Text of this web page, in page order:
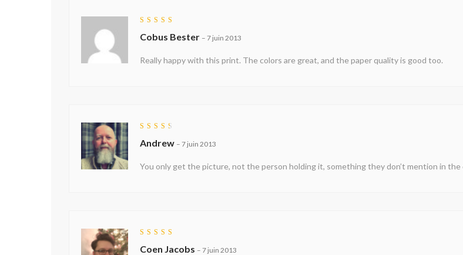
sur 5
Cobus Bester – 7 juin 2013
Really happy with this print. The colors are great, and the paper quality is good too.
3sur
Andrew – 7 juin 2013
You only get the picture, not the person holding it, something they don’t mention in
sur 5
Coen Jacobs – 7 juin 2013